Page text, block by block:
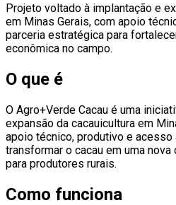
Projeto voltado à implantação e
em Minas Gerais, com apoio
parceria estratégica para
econômica no campo.
O que é
O Agro+Verde Cacau é uma
expansão da cacauicultura em
apoio técnico, produtivo e acesso
transformar o cacau em uma
para produtores rurais.
Como funciona